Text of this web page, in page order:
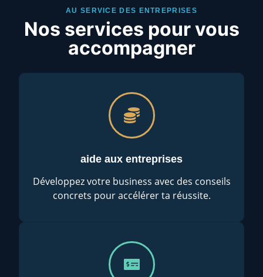
AU SERVICE DES ENTREPRISES
Nos services pour vous
accompagner
aide aux entreprises
Développez votre business avec des conseils
concrets pour accélérer ta réussite.